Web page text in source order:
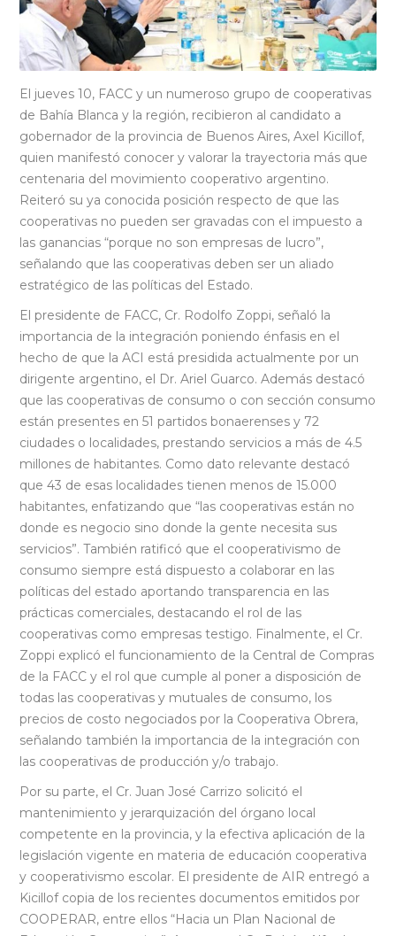
El jueves 10, FACC y un numeroso grupo de cooperativas
de Bahía Blanca y la región, recibieron al candidato a
gobernador de la provincia de Buenos Aires, Axel Kicillof,
quien manifestó conocer y valorar la trayectoria más que
centenaria del movimiento cooperativo argentino.
Reiteró su ya conocida posición respecto de que las
cooperativas no pueden ser gravadas con el impuesto a
las ganancias “porque no son empresas de lucro”,
señalando que las cooperativas deben ser un aliado
estratégico de las políticas del Estado.
El presidente de FACC, Cr. Rodolfo Zoppi, señaló la
importancia de la integración poniendo énfasis en el
hecho de que la ACI está presidida actualmente por un
dirigente argentino, el Dr. Ariel Guarco. Además destacó
que las cooperativas de consumo o con sección consumo
están presentes en 51 partidos bonaerenses y 72
ciudades o localidades, prestando servicios a más de 4.5
millones de habitantes. Como dato relevante destacó
que 43 de esas localidades tienen menos de 15.000
habitantes, enfatizando que “las cooperativas están no
donde es negocio sino donde la gente necesita sus
servicios”. También ratificó que el cooperativismo de
consumo siempre está dispuesto a colaborar en las
políticas del estado aportando transparencia en las
prácticas comerciales, destacando el rol de las
cooperativas como empresas testigo. Finalmente, el Cr.
Zoppi explicó el funcionamiento de la Central de Compras
de la FACC y el rol que cumple al poner a disposición de
todas las cooperativas y mutuales de consumo, los
precios de costo negociados por la Cooperativa Obrera,
señalando también la importancia de la integración con
las cooperativas de producción y/o trabajo.
Por su parte, el Cr. Juan José Carrizo solicitó el
mantenimiento y jerarquización del órgano local
competente en la provincia, y la efectiva aplicación de la
legislación vigente en materia de educación cooperativa
y cooperativismo escolar. El presidente de AIR entregó a
Kicillof copia de los recientes documentos emitidos por
COOPERAR, entre ellos “Hacia un Plan Nacional de